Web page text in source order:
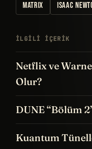
MATRIX
ISAAC
İLGILI IÇERIK
Netflix ve
Olur?
DUNE “Bölüm
Kuantum